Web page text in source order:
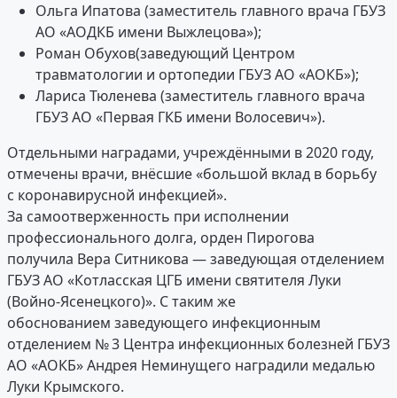
Ольга Ипатова (заместитель главного врача ГБУЗ
АО «АОДКБ имени Выжлецова»);
Роман Обухов(заведующий Центром
травматологии и ортопедии ГБУЗ АО «АОКБ»);
Лариса Тюленева (заместитель главного врача
ГБУЗ АО «Первая ГКБ имени Волосевич»).
Отдельными наградами, учреждёнными в 2020 году,
отмечены врачи, внёсшие «большой вклад в борьбу
с коронавирусной инфекцией».
За самоотверженность при исполнении
профессионального долга, орден Пирогова
получила Вера Ситникова — заведующая отделением
ГБУЗ АО «Котласская ЦГБ имени святителя Луки
(Войно-Ясенецкого)». С таким же
обоснованием заведующего инфекционным
отделением № 3 Центра инфекционных болезней ГБУЗ
АО «АОКБ» Андрея Неминущего наградили медалью
Луки Крымского.